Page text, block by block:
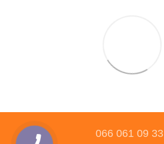
066 061 09 33